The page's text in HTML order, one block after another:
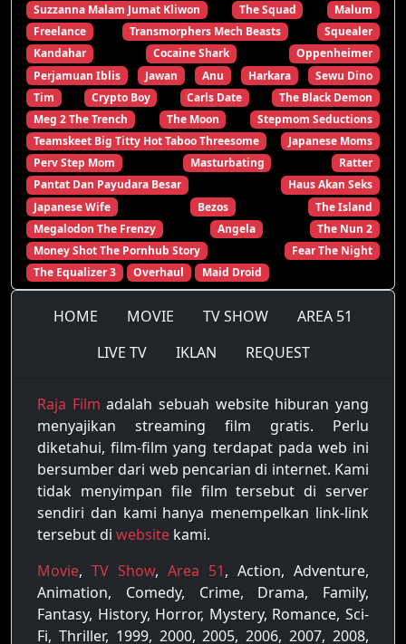
Suzzanna Malam Jumat Kliwon
The Squad
Malum
Freelance
Transmorphers Mech Beasts
Squealer
Kandahar
Cocaine Shark
Oppenheimer
Perjamuan Iblis
Jawan Anu Harkara
Sewu Dino
Tim
Crypto Boy Carls Date
The Black Demon
Meg 2 The Trench
The Moon
Stepmom Seductions
Teamskeet Big Titty Hot Taboo Threesome
Japanese Moms
Perv Step Mom
Masturbating
Ratter
Pantat Dan Payudara Besar
Haus Akan Seks
Japanese Wife
Bezos
The Island
Megalodon The Frenzy
Angela
The Nun 2
Money Shot The Pornhub Story
Fear The Night
The Equalizer 3
Overhaul Maid Droid
HOME MOVIE TV SHOW
AREA 51
LIVE TV
IKLAN REQUEST
Raja Film adalah sebuah website hiburan yang
menyajikan streaming film gratis. Perlu
diketahui, film-film yang terdapat pada web ini
bersumber dari web pencarian di internet. Kami
tidak menyimpan file film tersebut di server
sendiri dan kami hanya menempelkan link-link
tersebut di website kami.
Movie, TV Show, Area 51, Action, Adventure,
Animation, Comedy, Crime, Drama, Family,
Fantasy, History, Horror, Mystery, Romance, Sci-
Fi, Thriller, 1999, 2000, 2005, 2006, 2007, 2008,